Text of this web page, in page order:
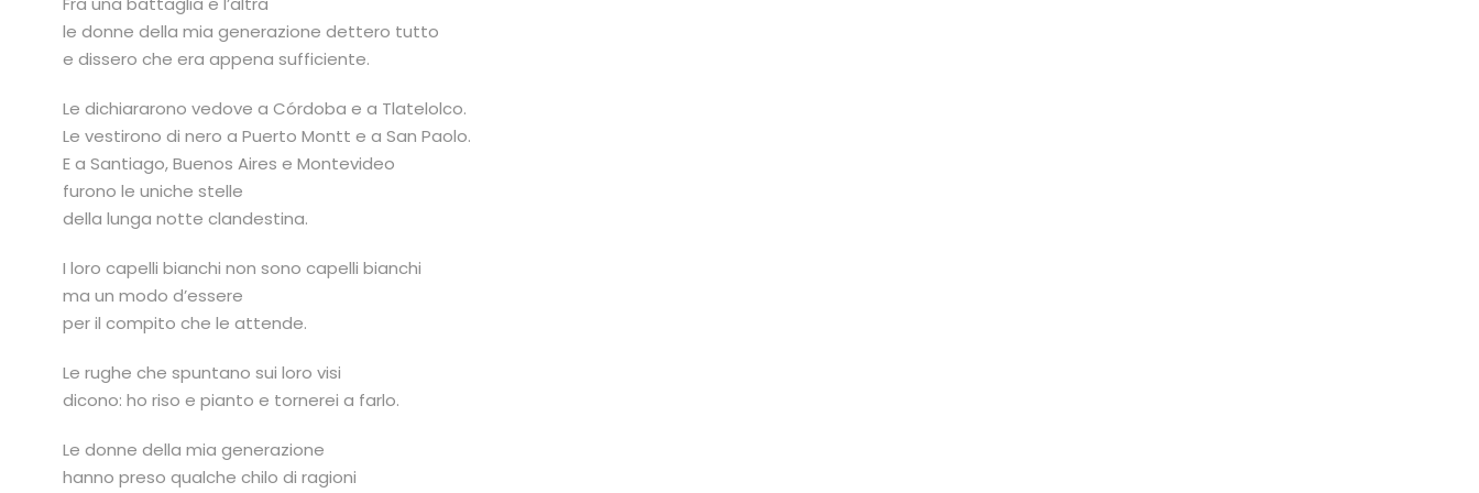
le donne della mia generazione dettero tutto
e dissero che era appena sufficiente.
Le dichiararono vedove a Córdoba e a Tlatelolco.
Le vestirono di nero a Puerto Montt e a San Paolo.
E a Santiago, Buenos Aires e Montevideo
furono le uniche stelle
della lunga notte clandestina.
I loro capelli bianchi non sono capelli bianchi
ma un modo d’essere
per il compito che le attende.
Le rughe che spuntano sui loro visi
dicono: ho riso e pianto e tornerei a farlo.
Le donne della mia generazione
hanno preso qualche chilo di ragioni